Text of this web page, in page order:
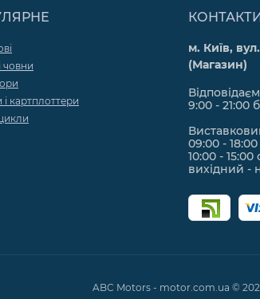
човни
і картплоттери
м. Київ,
(Магазин)
9:00 - 21:00
09:00 -
10:00 - 15:00
вихідний -
ABC Motors - motor.com.ua ©